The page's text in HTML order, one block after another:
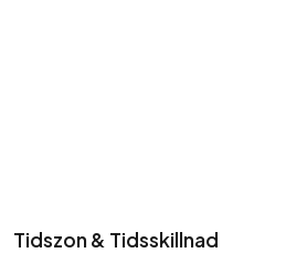
Tidszon & Tidsskillnad